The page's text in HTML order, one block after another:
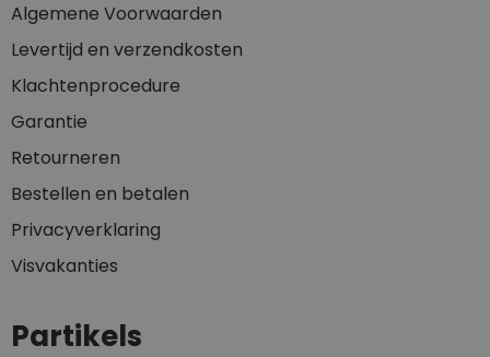
Algemene Voorwaarden
Levertijd en verzendkosten
Klachtenprocedure
Garantie
Retourneren
Bestellen en betalen
Privacyverklaring
Visvakanties
Partikels